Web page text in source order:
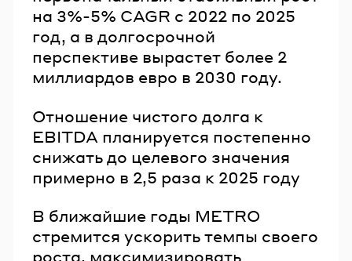
на 3%-5% CAGR с 2022 по 2025
год, а в долгосрочной
перспективе вырастет более 2
миллиардов евро в 2030 году.
Отношение чистого долга к
EBITDA планируется постепенно
снижать до целевого значения
примерно в 2,5 раза к 2025 году
В ближайшие годы METRO
стремится ускорить темпы своего
роста, максимизировать